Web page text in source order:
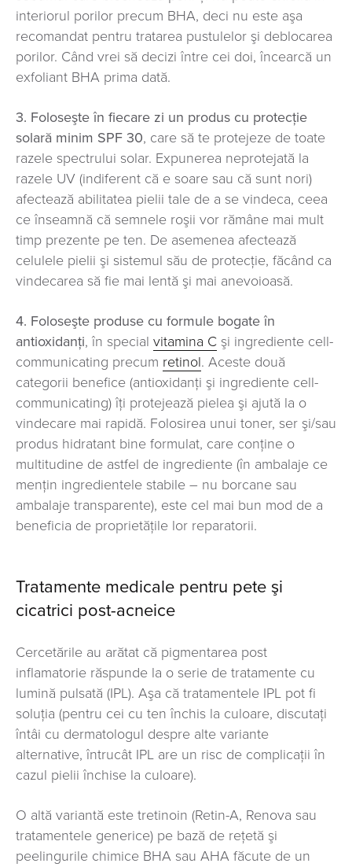
interiorul porilor precum BHA, deci nu este aşa
recomandat pentru tratarea pustulelor şi deblocarea
porilor. Când vrei să decizi între cei doi, încearcă un
exfoliant BHA prima dată.
3. Foloseşte în fiecare zi un produs cu protecţie
solară minim SPF 30, care să te protejeze de toate
razele spectrului solar. Expunerea neprotejată la
razele UV (indiferent că e soare sau că sunt nori)
afectează abilitatea pielii tale de a se vindeca, ceea
ce înseamnă că semnele roşii vor rămâne mai mult
timp prezente pe ten. De asemenea afectează
celulele pielii şi sistemul său de protecţie, făcând ca
vindecarea să fie mai lentă şi mai anevoioasă.
4. Foloseşte produse cu formule bogate în
antioxidanţi, în special vitamina C şi ingrediente cell-
communicating precum retinol. Aceste două
categorii benefice (antioxidanţi şi ingrediente cell-
communicating) îţi protejează pielea şi ajută la o
vindecare mai rapidă. Folosirea unui toner, ser şi/sau
produs hidratant bine formulat, care conţine o
multitudine de astfel de ingrediente (în ambalaje ce
mențin ingredientele stabile – nu borcane sau
ambalaje transparente), este cel mai bun mod de a
beneficia de proprietăţile lor reparatorii.
Tratamente medicale pentru pete şi
cicatrici post-acneice
Cercetările au arătat că pigmentarea post
inflamatorie răspunde la o serie de tratamente cu
lumină pulsată (IPL). Aşa că tratamentele IPL pot fi
soluţia (pentru cei cu ten închis la culoare, discutaţi
întâi cu dermatologul despre alte variante
alternative, întrucât IPL are un risc de complicaţii în
cazul pielii închise la culoare).
O altă variantă este tretinoin (Retin-A, Renova sau
tratamentele generice) pe bază de reţetă şi
peelingurile chimice BHA sau AHA făcute de un